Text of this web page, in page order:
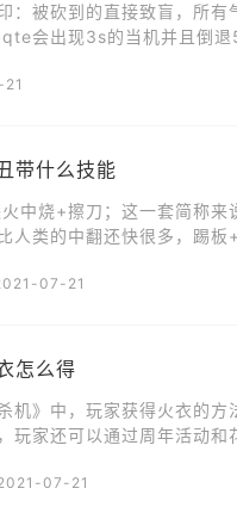
：被砍到的直接致盲，所
会出现3s的当机并且倒
带什么技能
中烧+擦刀；这一套简称
人类的中翻还快很多，踢
07-21
怎么得
机》中，玩家获得火衣的
玩家还可以通过周年活动和
07-21